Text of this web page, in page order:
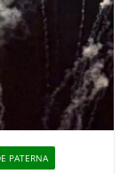
PATERNA